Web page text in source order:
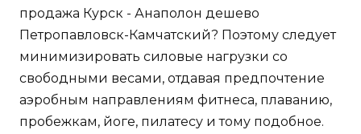
продажа Курск - Анаполон дешево
Петропавловск-Камчатский? Поэтому следует
минимизировать силовые нагрузки со
свободными весами, отдавая предпочтение
аэробным направлениям фитнеса, плаванию,
пробежкам, йоге, пилатесу и тому подобное.